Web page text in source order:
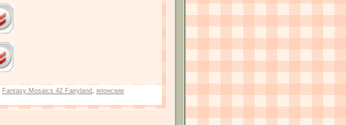
Fantasy Mosaics 42 Fairyland
японские